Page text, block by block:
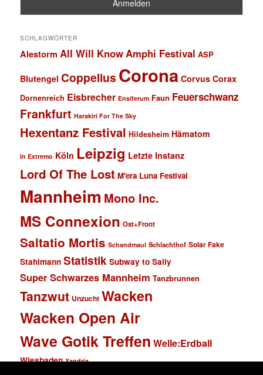
SCHLAGWÖRTER
Alestorm All Will KnowAmphi Festival ASP
Blutengel Coppelius Corona Corvus Corax
Dornenreich Eisbrecher Ensiferum Faun Feuerschwanz
Frankfurt Harakiri For The Sky
Hexentanz Festival Hildesheim Hämatom
In Extremo Köln Leipzig Letzte Instanz
Lord Of The Lost M'era Luna Festival
Mannheim Mono Inc.
MS Connexion Ost+Front
Saltatio Mortis Schandmaul Schlachthof Solar Fake
Stahlmann Statistik Subway to Sally
Super Schwarzes Mannheim Tanzbrunnen
Tanzwut Unzucht Wacken
Wacken Open Air
Wave Gotik Treffen Welle:Erdball
Wiesbaden Xandria